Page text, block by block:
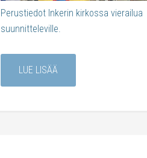
Perustiedot Inkerin kirkossa vierailua
suunnitteleville.
LUE LISÄÄ